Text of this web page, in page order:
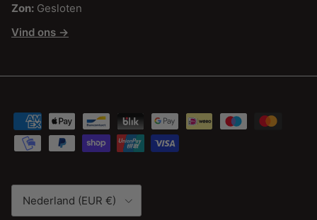
Zon: Gesloten
Vind ons →
Land/Regio
Nederland (EUR €)